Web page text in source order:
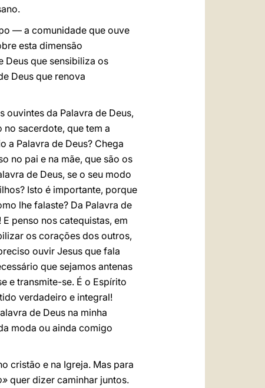
— a comunidade que ouve
esta dimensão
Deus que sensibiliza os
Deus que renova
da Palavra de Deus,
no sacerdote, que tem a
a Palavra de Deus? Chega
no pai e na mãe, que são os
de Deus, se o seu modo
Isto é importante, porque
lhe falaste? Da Palavra de
penso nos catequistas, em
os corações dos outros,
ouvir Jesus que fala
que sejamos antenas
e transmite-se. É o Espírito
verdadeiro e integral!
de Deus na minha
moda ou ainda comigo
cristão e na Igreja. Mas para
quer dizer caminhar juntos.